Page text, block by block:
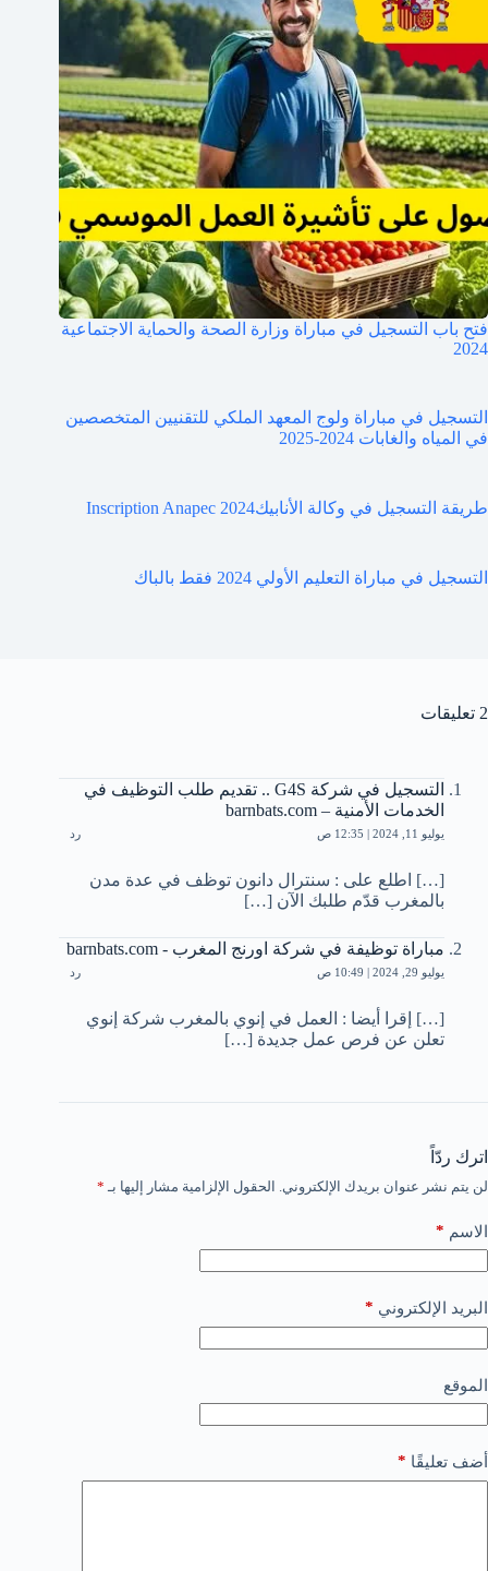
فتح باب التسجيل في مباراة وزارة الصحة والحماية الاجتماعية
2024
التسجيل في مباراة ولوج المعهد الملكي للتقنيين المتخصصين
في المياه والغابات 2024-2025
طريقة التسجيل في وكالة الأنابيكInscription Anapec 2024
التسجيل في مباراة التعليم الأولي 2024 فقط بالباك
2 تعليقات
التسجيل في شركة G4S .. تقديم طلب التوظيف في
الخدمات الأمنية – barnbats.com
يوليو 11, 2024 | 12:35 ص رد
[…] اطلع على : سنترال دانون توظف في عدة مدن
بالمغرب قدّم طلبك الآن […]
مباراة توظيفة في شركة اورنج المغرب - barnbats.com
يوليو 29, 2024 | 10:49 ص رد
[…] إقرا أيضا : العمل في إنوي بالمغرب شركة إنوي
تعلن عن فرص عمل جديدة […]
اترك ردّاً
لن يتم نشر عنوان بريدك الإلكتروني. الحقول الإلزامية مشار إليها بـ *
الاسم *
البريد الإلكتروني *
الموقع
أضف تعليقًا *